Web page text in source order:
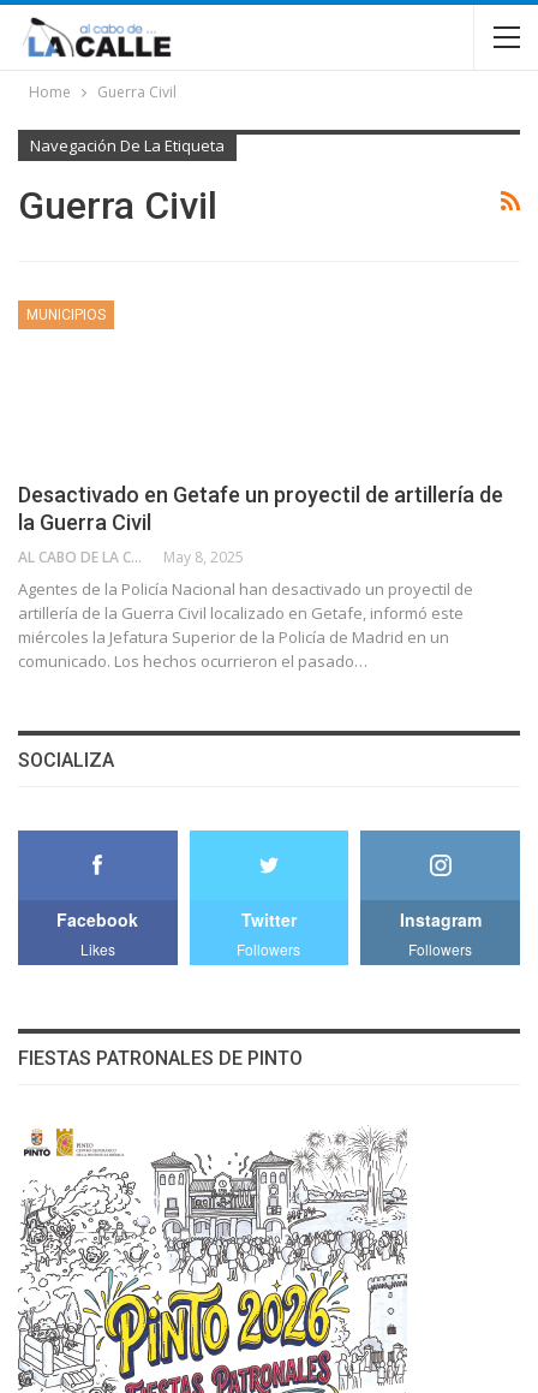
Home Guerra Civil
Navegación De La Etiqueta
Guerra Civil
MUNICIPIOS
Desactivado en Getafe un proyectil de artillería de
la Guerra Civil
AL CABO DE LA CALLE May 8, 2025
Agentes de la Policía Nacional han desactivado un proyectil de
artillería de la Guerra Civil localizado en Getafe, informó este
miércoles la Jefatura Superior de la Policía de Madrid en un
comunicado. Los hechos ocurrieron el pasado…
SOCIALIZA
Facebook
Likes
Twitter
Followers
Instagram
Followers
FIESTAS PATRONALES DE PINTO